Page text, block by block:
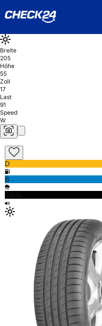
Breite
205
Höhe
55
Zoll
17
Last
91
Speed
W
D
B
68db